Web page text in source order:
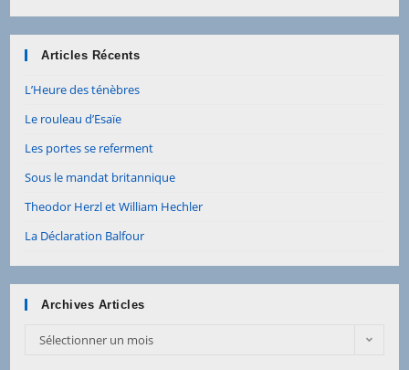
Articles Récents
L’Heure des ténèbres
Le rouleau d’Esaïe
Les portes se referment
Sous le mandat britannique
Theodor Herzl et William Hechler
La Déclaration Balfour
Archives Articles
Sélectionner un mois